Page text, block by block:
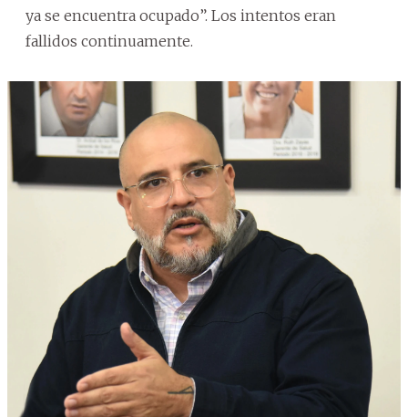
ya se encuentra ocupado”. Los intentos eran
fallidos continuamente.